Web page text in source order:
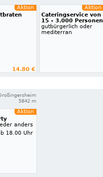
Aktion
14.80 €
Aktion
Cateringservice von
15 - 3.000 Personen
gutbürgerlich oder
mediterran
5842 m
Aktion
anders
18.00 Uhr